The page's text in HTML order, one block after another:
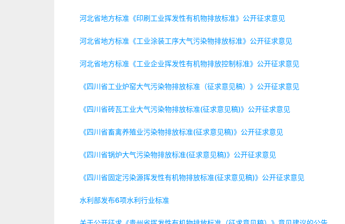
河北省地方标准《印刷工业挥发性有机物排放标准》公开征求意见
河北省地方标准《工业涂装工序大气污染物排放标准》公开征求意见
河北省地方标准《工业企业挥发性有机物排放控制标准》公开征求意见
《四川省工业炉窑大气污染物排放标准（征求意见稿）》公开征求意见
《四川省砖瓦工业大气污染物排放标准(征求意见稿)》公开征求意见
《四川省畜禽养殖业污染物排放标准(征求意见稿)》公开征求意见
《四川省锅炉大气污染物排放标准(征求意见稿)》公开征求意见
《四川省固定污染源挥发性有机物排放标准(征求意见稿)》公开征求意见
水利部发布6项水利行业标准